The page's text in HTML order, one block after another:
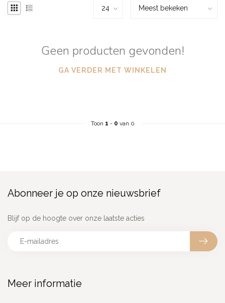
Geen producten gevonden!
GA VERDER MET WINKELEN
Toon 1 - 0 van 0
Meer informatie
Abonneer je op onze nieuwsbrief
Blijf op de hoogte over onze laatste acties